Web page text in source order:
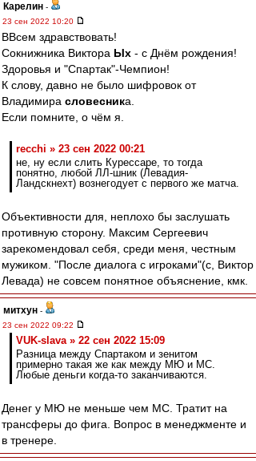
Карелин -
23 сен 2022 10:20
ВВсем здравствовать!
Сокнижника Виктора Ых - с Днём рождения!
Здоровья и "Спартак"-Чемпион!
К слову, давно не было шифровок от
Владимира словесника.
Если помните, о чём я.
recchi » 23 сен 2022 00:21
не, ну если слить Курессаре, то тогда
понятно, любой ЛЛ-шник (Левадия-
Ландскнехт) вознегодует с первого же матча.
Объективности для, неплохо бы заслушать
противную сторону. Максим Сергеевич
зарекомендовал себя, среди меня, честным
мужиком. "После диалога с игроками"(с, Виктор
Левада) не совсем понятное объяснение, кмк.
митхун -
23 сен 2022 09:22
VUK-slava » 22 сен 2022 15:09
Разница между Спартаком и зенитом
примерно такая же как между МЮ и МС.
Любые деньги когда-то заканчиваются.
Денег у МЮ не меньше чем МС. Тратит на
трансферы до фига. Вопрос в менеджменте и
в тренере.